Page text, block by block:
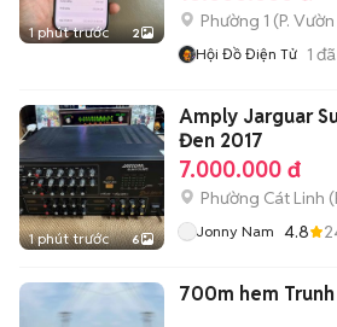
1 phút trước 2
Phường 1 (P.
Hội Đồ Điện Tử 1
1 phút trước 6
Amply Jarguar
Đen 2017
7.000.000 đ
Phường Cát Linh (
Jonny Nam 4.8
700m hem